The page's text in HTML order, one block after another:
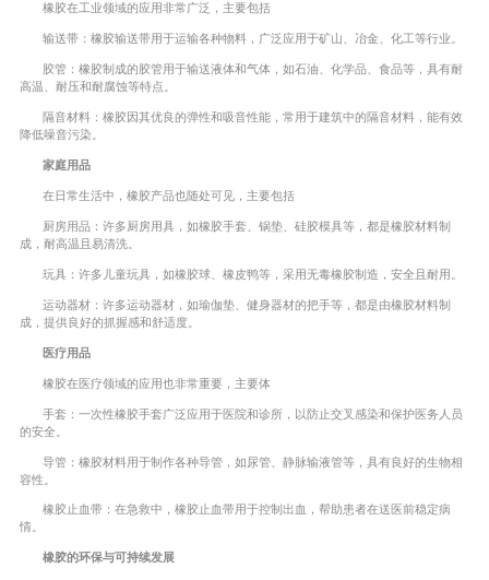
橡胶在工业领域的应用非常广泛，主要包括
输送带：橡胶输送带用于运输各种物料，广泛应用于矿山、冶金、化工等行业。
胶管：橡胶制成的胶管用于输送液体和气体，如石油、化学品、食品等，具有耐
高温、耐压和耐腐蚀等特点。
隔音材料：橡胶因其优良的弹性和吸音性能，常用于建筑中的隔音材料，能有效
降低噪音污染。
家庭用品
在日常生活中，橡胶产品也随处可见，主要包括
厨房用品：许多厨房用具，如橡胶手套、锅垫、硅胶模具等，都是橡胶材料制
成，耐高温且易清洗。
玩具：许多儿童玩具，如橡胶球、橡皮鸭等，采用无毒橡胶制造，安全且耐用。
运动器材：许多运动器材，如瑜伽垫、健身器材的把手等，都是由橡胶材料制
成，提供良好的抓握感和舒适度。
医疗用品
橡胶在医疗领域的应用也非常重要，主要体
手套：一次性橡胶手套广泛应用于医院和诊所，以防止交叉感染和保护医务人员
的安全。
导管：橡胶材料用于制作各种导管，如尿管、静脉输液管等，具有良好的生物相
容性。
橡胶止血带：在急救中，橡胶止血带用于控制出血，帮助患者在送医前稳定病
情。
橡胶的环保与可持续发展